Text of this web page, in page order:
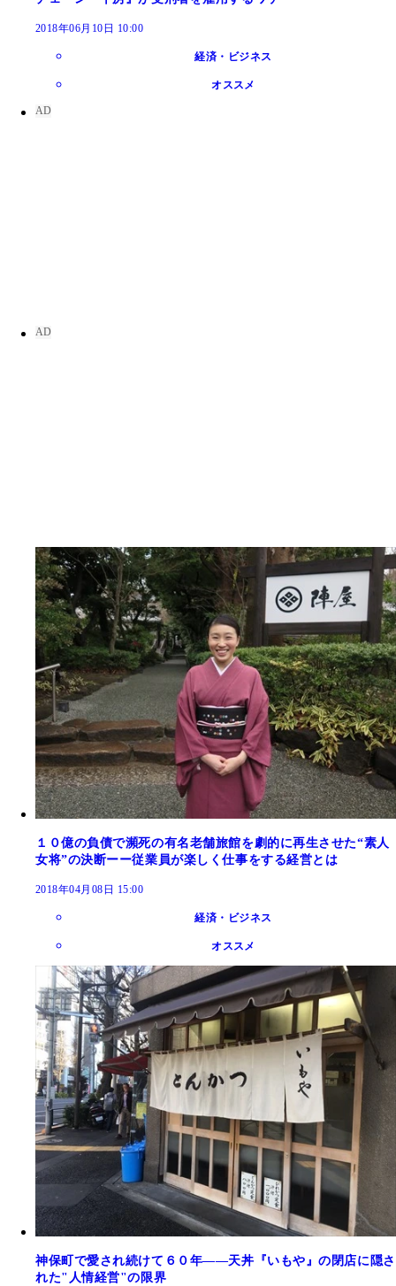
2018年06月10日 10:00
経済・ビジネス
オススメ
１０億の負債で瀕死の有名老舗旅館を劇的に再生させた“素人
女将”の決断ーー従業員が楽しく仕事をする経営とは
2018年04月08日 15:00
経済・ビジネス
オススメ
神保町で愛され続けて６０年――天丼『いもや』の閉店に隠さ
れた"人情経営"の限界